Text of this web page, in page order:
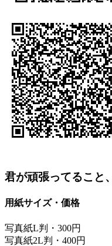
君が頑張ってること
用紙サイズ・価格
写真紙L判・300円
写真紙2L判・400円